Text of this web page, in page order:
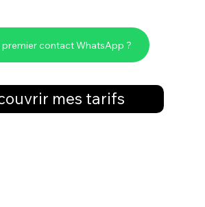
mes tarifs
premier contact WhatsApp ?